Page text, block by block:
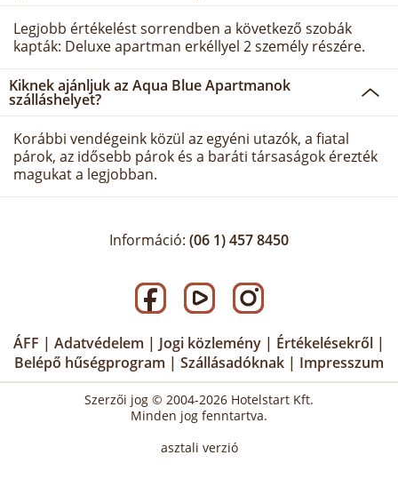
Legjobb értékelést sorrendben a következő szobák
kapták: Deluxe apartman erkéllyel 2 személy részére.
Kiknek ajánljuk az Aqua Blue Apartmanok
szálláshelyet?
Korábbi vendégeink közül az egyéni utazók, a fiatal
párok, az idősebb párok és a baráti társaságok érezték
magukat a legjobban.
Információ: (06 1) 457 8450
ÁFF | Adatvédelem | Jogi közlemény | Értékelésekről |
Belépő hűségprogram | Szállásadóknak | Impresszum
Szerzői jog © 2004-2026 Hotelstart Kft.
Minden jog fenntartva.
asztali verzió